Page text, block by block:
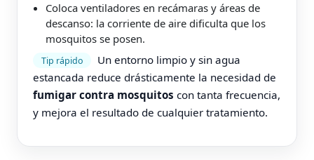
Coloca ventiladores en recámaras y áreas de
descanso: la corriente de aire dificulta que los
mosquitos se posen.
Tip rápido
Un entorno limpio y sin agua
estancada reduce drásticamente la necesidad de
fumigar contra mosquitos con tanta frecuencia,
y mejora el resultado de cualquier tratamiento.